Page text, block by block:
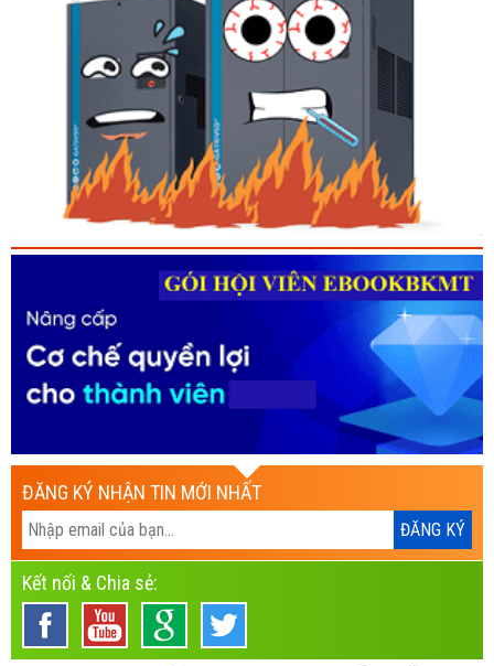
ĐĂNG KÝ NHẬN TIN MỚI NHẤT
Kết nối & Chia sẻ: